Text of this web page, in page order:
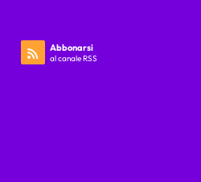
Abbonarsi
al canale RSS